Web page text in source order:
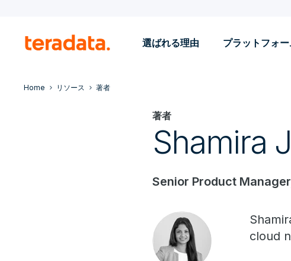
選ばれる理由 プラットフォ
Home リソース 著者
著者
Shamira
Senior Product
cloud